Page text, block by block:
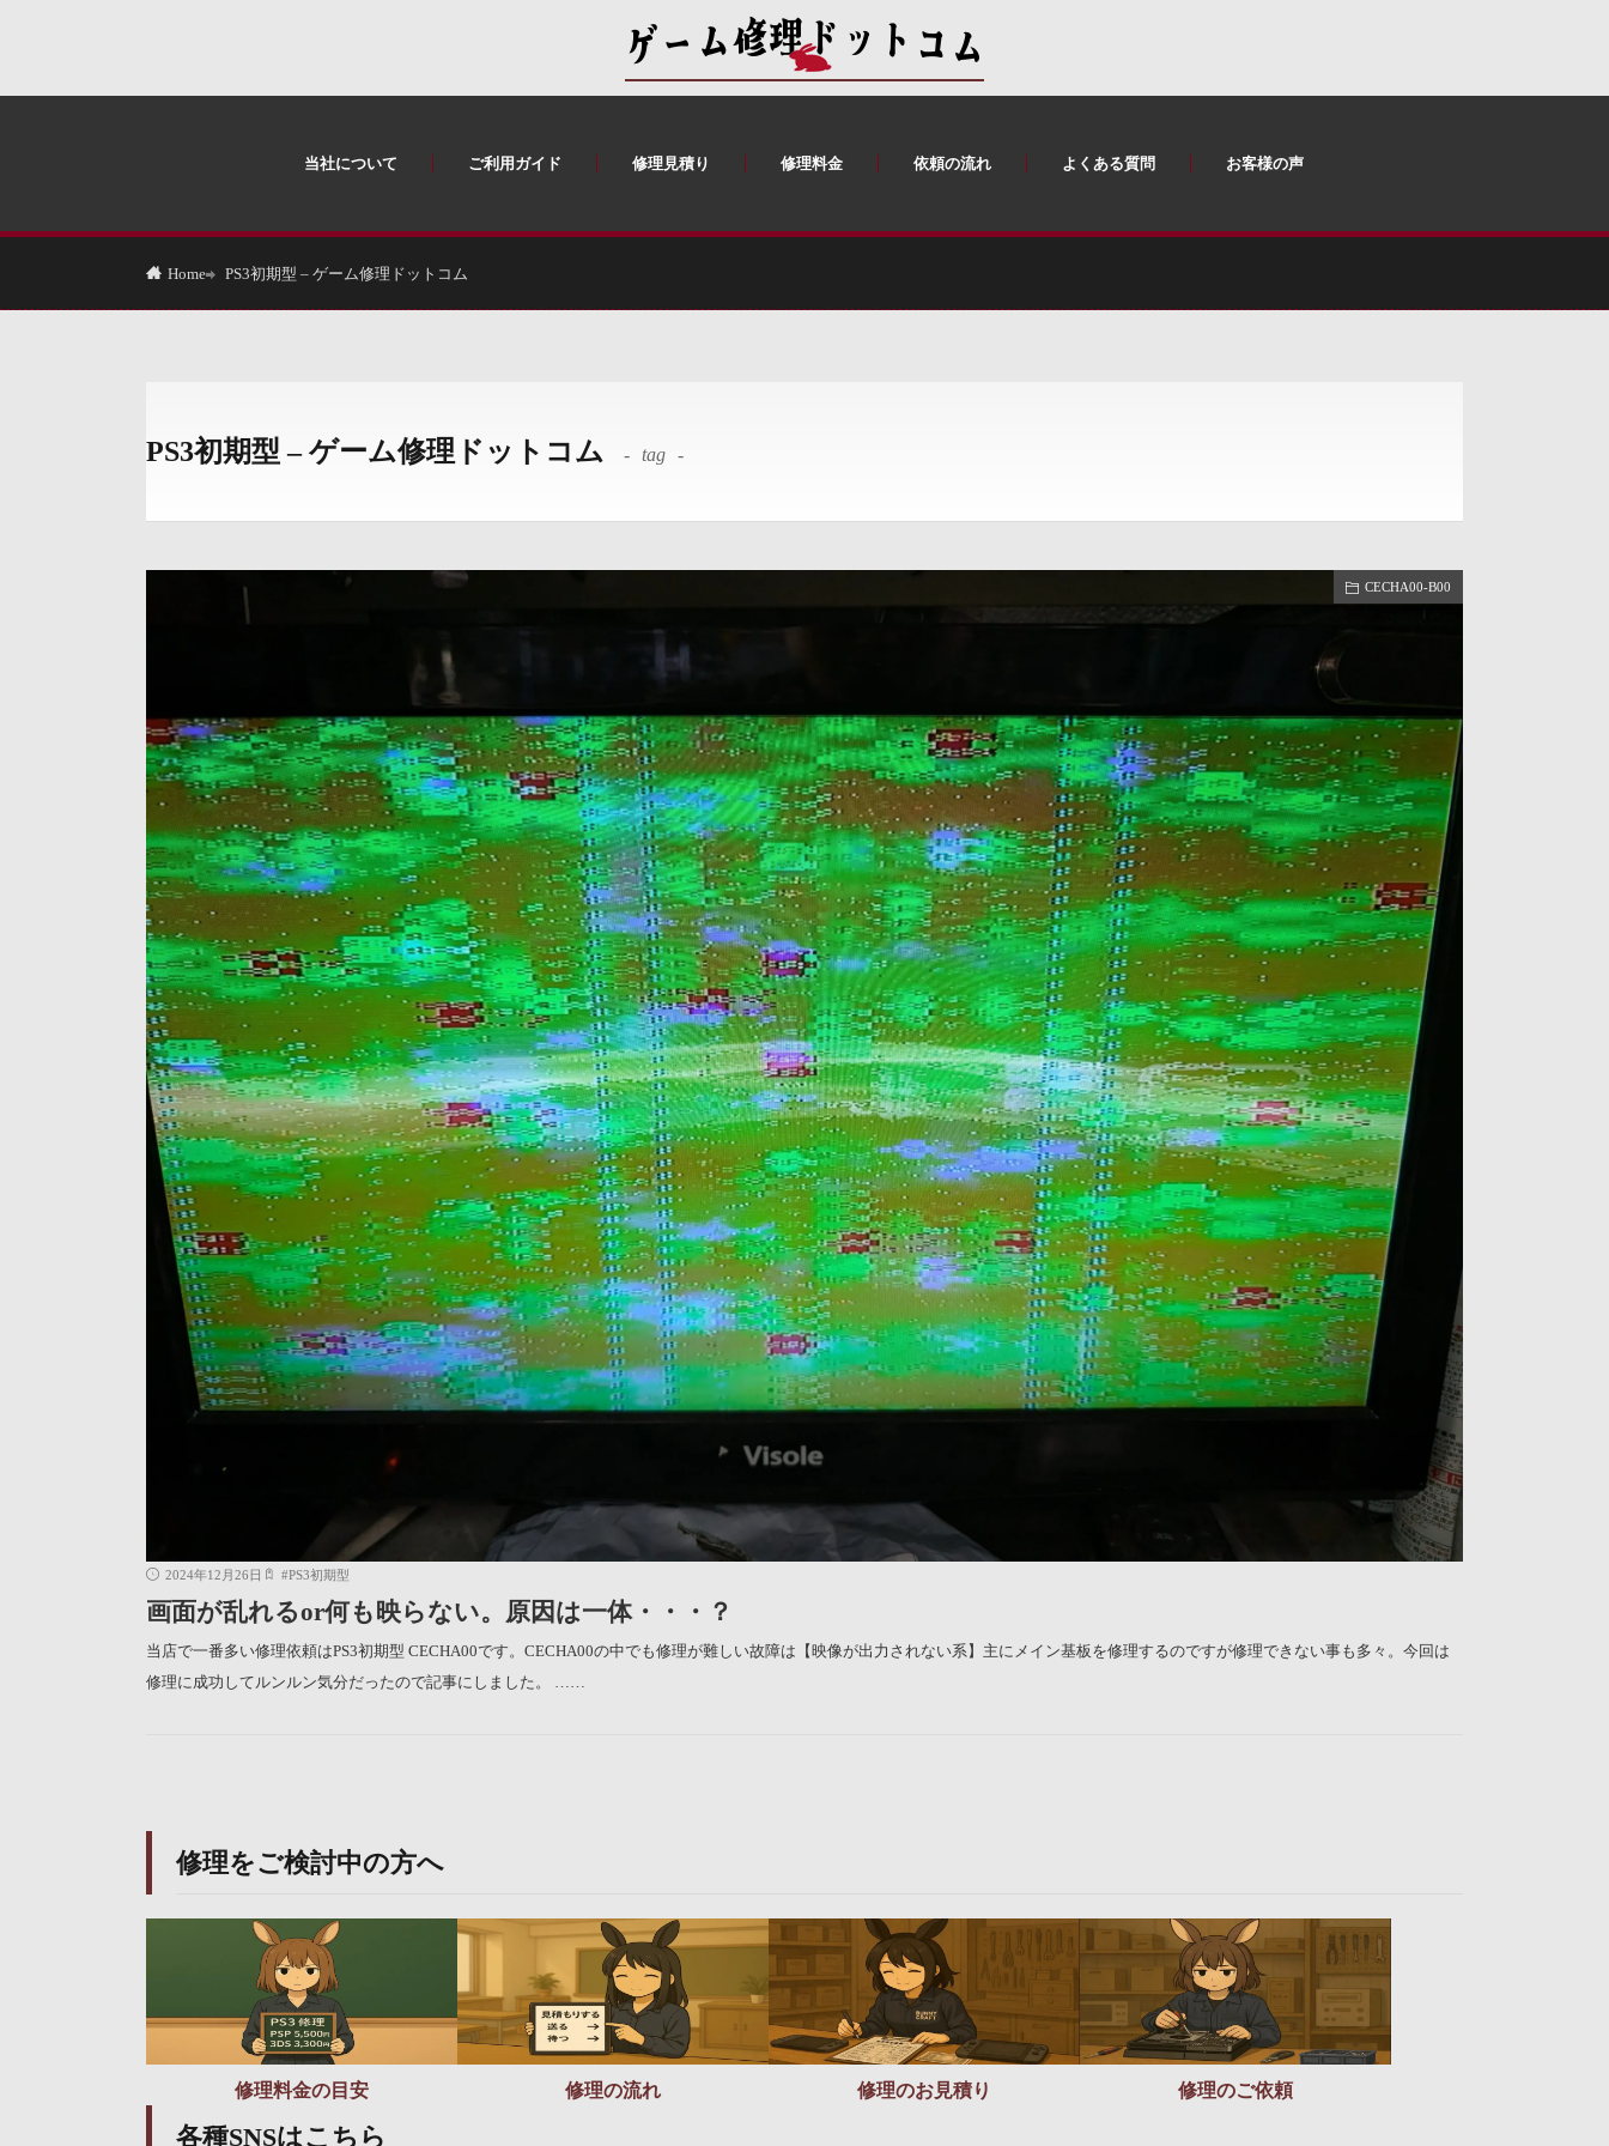
当社について ご利用ガイド 修理見積り 修理料金 依頼の流れ よくある質問 お客様の声
Home PS3初期型 – ゲーム修理ドットコム
PS3初期型 – ゲーム修理ドットコム tag
CECHA00-B00
2024年12月26日 #PS3初期型
画面が乱れるor何も映らない。原因は一体・・・？
当店で一番多い修理依頼はPS3初期型 CECHA00です。CECHA00の中でも修理が難しい故障は【映像が出力されない系】主にメイン基板を修理するのですが修理できない事も多々。今回は
修理に成功してルンルン気分だったので記事にしました。 ……
修理をご検討中の方へ
修理料金の目安 修理の流れ 修理のお見積り 修理のご依頼
各種SNSはこちら